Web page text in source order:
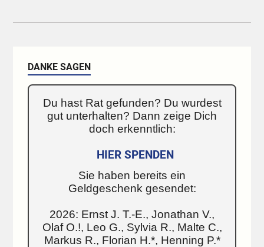
DANKE SAGEN
Du hast Rat gefunden? Du wurdest
gut unterhalten? Dann zeige Dich
doch erkenntlich:
HIER SPENDEN
Sie haben bereits ein
Geldgeschenk gesendet:
2026: Ernst J. T.-E., Jonathan V.,
Olaf O.!, Leo G., Sylvia R., Malte C.,
Markus R., Florian H.*, Henning P.*